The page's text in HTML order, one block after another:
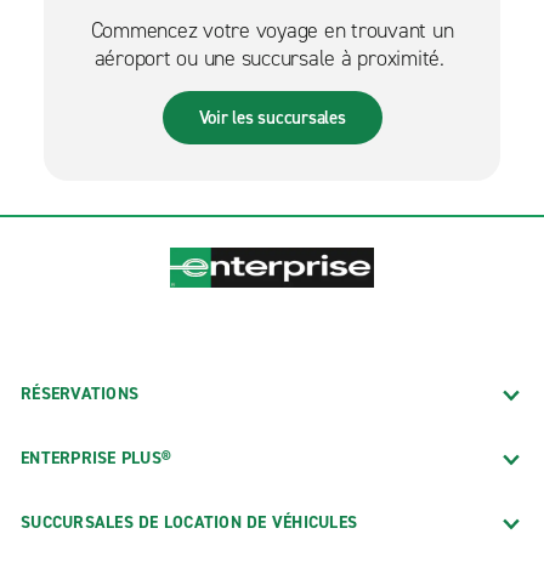
Commencez votre voyage en trouvant un
aéroport ou une succursale à proximité.
Voir les succursales
RÉSERVATIONS
ENTERPRISE PLUS®
SUCCURSALES DE LOCATION DE VÉHICULES